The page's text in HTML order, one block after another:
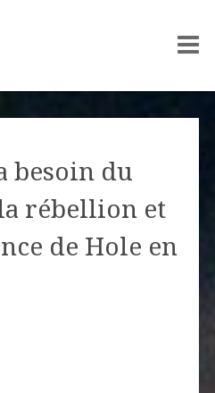
besoin du
rébellion et
de Hole en